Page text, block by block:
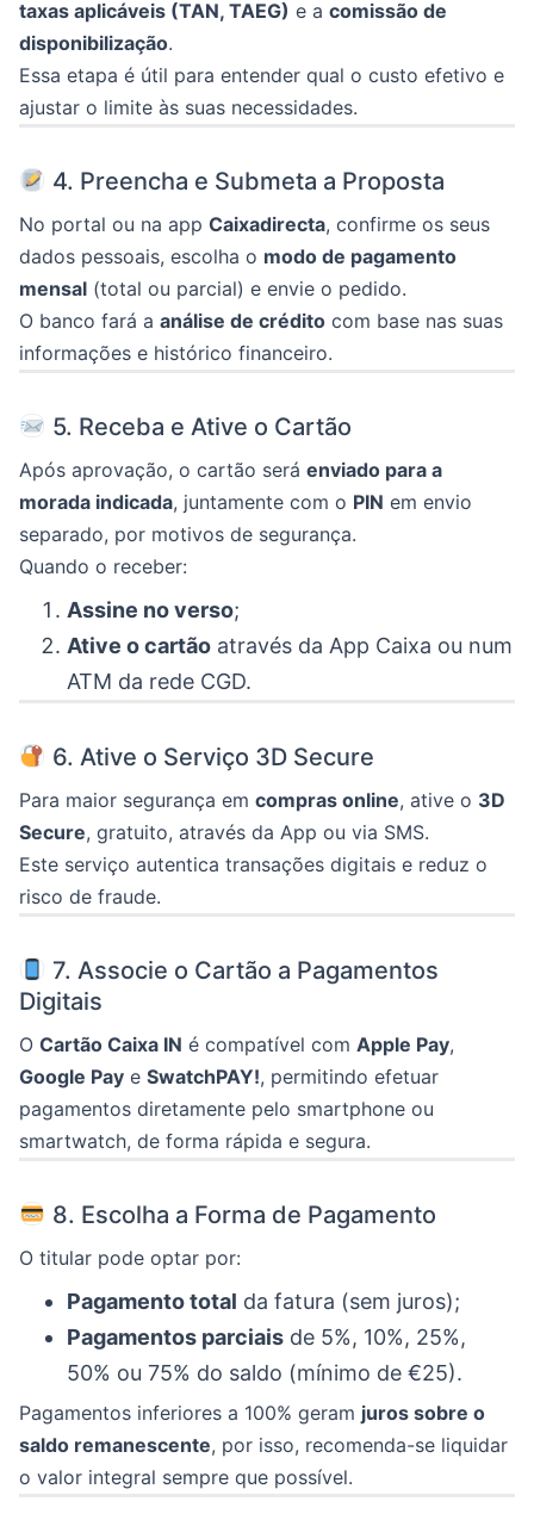
taxas aplicáveis (TAN, TAEG) e a comissão de
disponibilização.
Essa etapa é útil para entender qual o custo efetivo e
ajustar o limite às suas necessidades.
4. Preencha e Submeta a Proposta
No portal ou na app Caixadirecta, confirme os seus
dados pessoais, escolha o modo de pagamento
mensal (total ou parcial) e envie o pedido.
O banco fará a análise de crédito com base nas suas
informações e histórico financeiro.
5. Receba e Ative o Cartão
Após aprovação, o cartão será enviado para a
morada indicada, juntamente com o PIN em envio
separado, por motivos de segurança.
Quando o receber:
Assine no verso;
Ative o cartão através da App Caixa ou num
ATM da rede CGD.
6. Ative o Serviço 3D Secure
Para maior segurança em compras online, ative o 3D
Secure, gratuito, através da App ou via SMS.
Este serviço autentica transações digitais e reduz o
risco de fraude.
7. Associe o Cartão a Pagamentos
Digitais
O Cartão Caixa IN é compatível com Apple Pay,
Google Pay e SwatchPAY!, permitindo efetuar
pagamentos diretamente pelo smartphone ou
smartwatch, de forma rápida e segura.
8. Escolha a Forma de Pagamento
O titular pode optar por:
Pagamento total da fatura (sem juros);
Pagamentos parciais de 5%, 10%, 25%,
50% ou 75% do saldo (mínimo de €25).
Pagamentos inferiores a 100% geram juros sobre o
saldo remanescente, por isso, recomenda-se liquidar
o valor integral sempre que possível.